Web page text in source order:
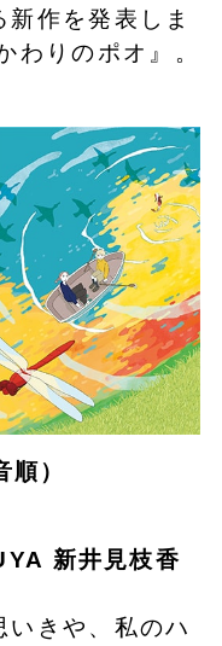
作を発表しま
わりのポオ』。
）
新井見枝香
いきや、私のハ